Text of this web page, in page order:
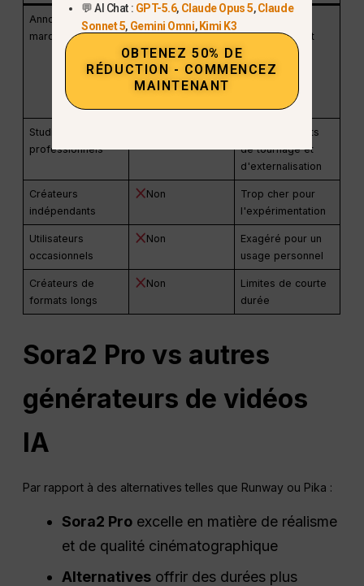
Annonceurs et
marques
Oui
investissement
élevé pour les
vidéos
Studios
professionnels
Réduit les coûts
de tournage et
d'externalisation
Créateurs
indépendants
Non
Trop cher pour
l'expérimentation
Utilisateurs
occasionnels
Non
Exagéré pour un
usage personnel
Créateurs de
formats longs
Non
Limites de courte
durée
Sora2 Pro vs autres
générateurs de vidéos
IA
Par rapport à des alternatives telles que Runway ou Pika :
Sora2 Pro excelle en matière de réalisme
et de qualité cinématographique
Alternatives offrir des durées plus
💬 AI Chat : GPT-5.6, Claude Opus 5,Claude
Sonnet 5, Gemini Omni, Kimi K3
OBTENEZ 50% DE
RÉDUCTION - COMMENCEZ
MAINTENANT